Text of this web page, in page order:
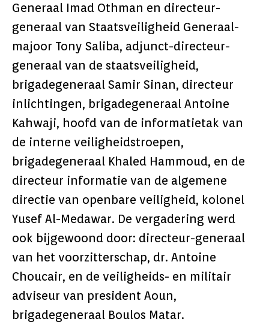
Generaal Imad Othman en directeur-
generaal van Staatsveiligheid Generaal-
majoor Tony Saliba, adjunct-directeur-
generaal van de staatsveiligheid,
brigadegeneraal Samir Sinan, directeur
inlichtingen, brigadegeneraal Antoine
Kahwaji, hoofd van de informatietak van
de interne veiligheidstroepen,
brigadegeneraal Khaled Hammoud, en de
directeur informatie van de algemene
directie van openbare veiligheid, kolonel
Yusef Al-Medawar. De vergadering werd
ook bijgewoond door: directeur-generaal
van het voorzitterschap, dr. Antoine
Choucair, en de veiligheids- en militair
adviseur van president Aoun,
brigadegeneraal Boulos Matar.